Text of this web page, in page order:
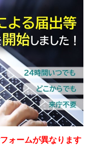
ォームが異なります